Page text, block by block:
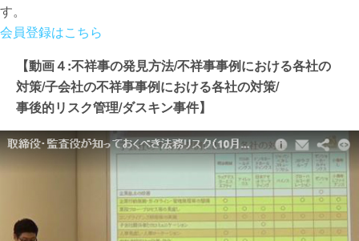
す。
会員登録はこちら
【動画４:不祥事の発見方法/不祥事事例における各社の
対策/子会社の不祥事事例における各社の対策/
事後的リスク管理/ダスキン事件】